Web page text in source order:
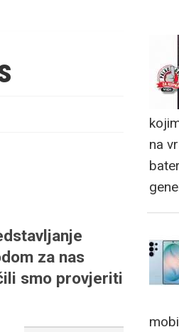
za nas
smo provjeriti
na